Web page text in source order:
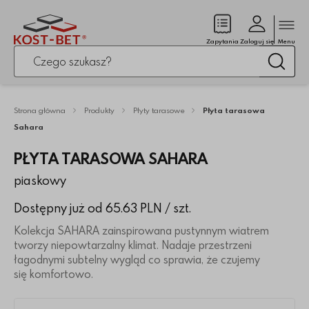
Po kliknięciu przycisku fraza zostanie wyszukana
Zapytania
(pusty)Zaloguj się Menu
Strona główna Produkty Płyty tarasowe
Płyta tarasowa
Sahara
PŁYTA TARASOWA SAHARA
piaskowy
Dostępny już od 65.63 PLN / szt.
Kolekcja SAHARA zainspirowana pustynnym wiatrem
tworzy niepowtarzalny klimat. Nadaje przestrzeni
łagodnymi subtelny wygląd co sprawia, że czujemy
się komfortowo.